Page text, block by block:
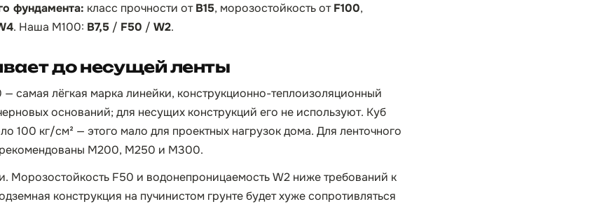
фундамента: класс прочности отB15, морозостойкость отF100,
. Наша М100: B7,5 / F50 / W2.
до несущей ленты
самая лёгкая марка линейки, конструкционно-теплоизоляционный
оснований; для несущих конструкций его не используют. Куб
100 кг/см² — этого мало для проектных нагрузок дома. Для ленточного
рекомендованы М200, М250 и М300.
Морозостойкость F50 и водонепроницаемость W2 ниже требований к
конструкция на пучинистом грунте будет хуже сопротивляться